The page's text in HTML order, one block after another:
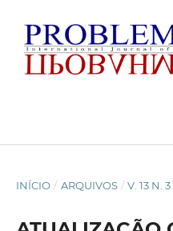
INÍCIO / ARQUIVOS / V. 13 N.